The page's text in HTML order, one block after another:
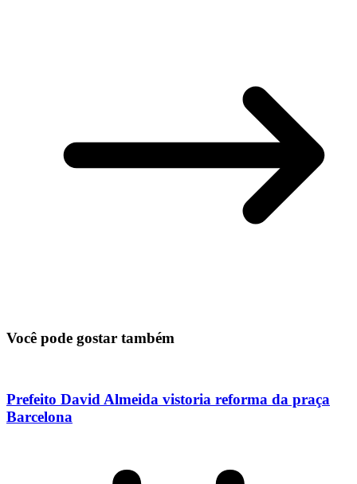
Você pode gostar também
Prefeito David Almeida vistoria reforma da praça
Barcelona